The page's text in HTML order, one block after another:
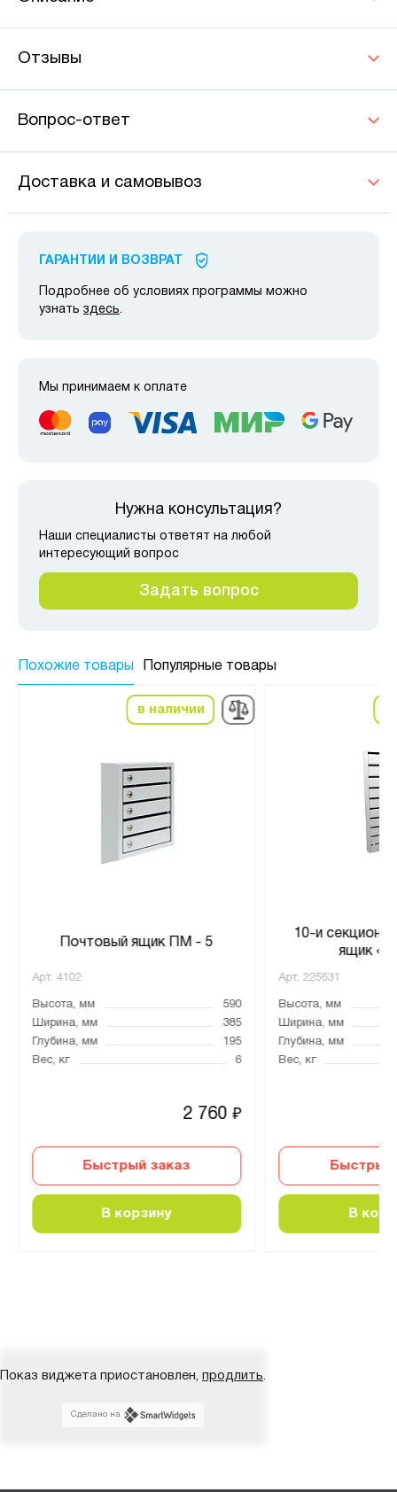
Отзывы
Вопрос-ответ
Доставка и самовывоз
ГАРАНТИИ И ВОЗВРАТ
Подробнее об условиях программы можно
узнать здесь.
Мы принимаем к оплате
Нужна консультация?
Наши специалисты ответят на любой
интересующий вопрос
Задать вопрос
Похожие товары Популярные товары
в наличии
Почтовый ящик ПМ - 5
Арт. 4102
Высота, мм
590
Ширина, мм
385
Глубина, мм
195
Вес, кг
6
2 760₽
Быстрый заказ
В корзину
10-и
ящик
Арт. 225631
Высота, мм
Ширина, мм
Глубина, мм
Вес, кг
Быстрый
В
Показ виджета приостановлен, продлить.
Сделано на